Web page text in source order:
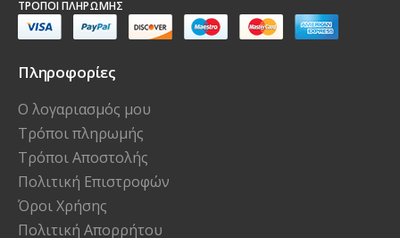
ΤΡΌΠΟΙ ΠΛΗΡΩΜΉΣ
Πληροφορίες
Ο λογαριασμός μου
Τρόποι πληρωμής
Τρόποι Αποστολής
Πολιτική Επιστροφών
Όροι Χρήσης
Πολιτική Απορρήτου